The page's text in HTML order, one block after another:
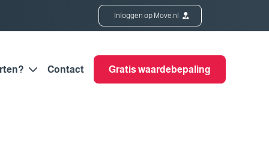
Inloggen op Move.nl
Contact Gratis waardebepaling